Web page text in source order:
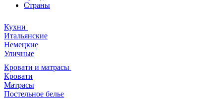
Страны
Кухни
Итальянские
Немецкие
Уличные
Кровати и матрасы
Кровати
Матрасы
Постельное белье